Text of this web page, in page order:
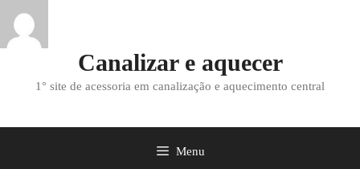
Saltar
para
o
Canalizar e aquecer
1° site de acessoria em canalização e aquecimento central
Menu